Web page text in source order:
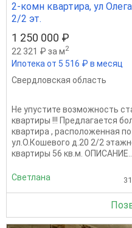
2-комн квартира, ул
2/2 эт.
1 250 000 ₽
22 321 ₽ за м2
Ипотека от 5 516 ₽ в месяц
Свердловская область
Не упустите возможность
квартиры !!! Предлагается
квартира , расположенная
ул.О.Кошевого д.20 2/2
квартиры 56 кв.м. ОПИСАНИЕ...
Светлана